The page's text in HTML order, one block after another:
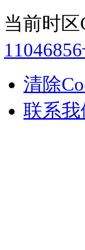
当前时
清除
联系我